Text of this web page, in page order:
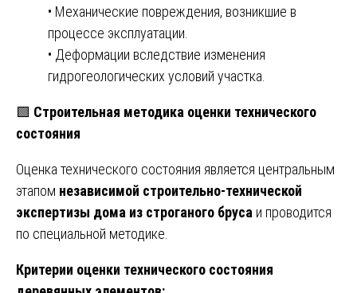
• Механические повреждения, возникшие в
процессе эксплуатации.
• Деформации вследствие изменения
гидрогеологических условий участка.
🟩 Строительная методика оценки технического
состояния
Оценка технического состояния является центральным
этапом независимой строительно-технической
экспертизы дома из строганого бруса и проводится
по специальной методике.
Критерии оценки технического состояния